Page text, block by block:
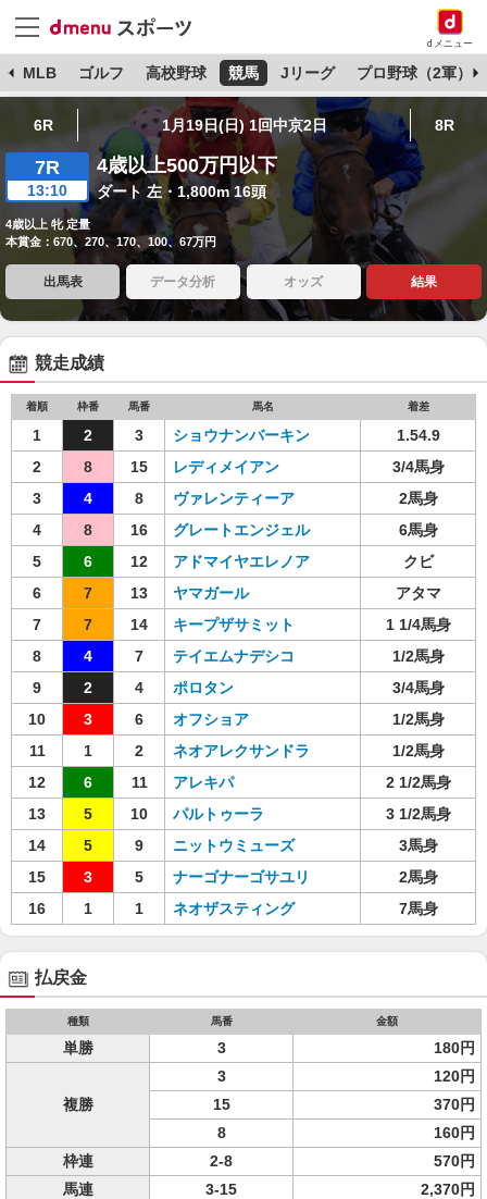
dメニュー
MLB ゴルフ 高校野球 競馬 Jリーグ プロ野球（2軍）
6R 1月19日(日) 1回中京2日 8R
7R
13:10
4歳以上500万円以下
ダート 左・1,800m 16頭
4歳以上 牝 定量
本賞金：670、270、170、100、67万円
出馬表 データ分析 オッズ 結果
競走成績
着順 枠番 馬番 馬名 着差
1 2 3 ショウナンバーキン
1.54.9
2
8 15 レディメイアン
3/4馬身
3
4 8 ヴァレンティーア
2馬身
4
8 16 グレートエンジェル
6馬身
5
6 12 アドマイヤエレノア
クビ
6
7 13 ヤマガール
アタマ
7
7 14 キープザサミット
1 1/4馬身
8
4 7 テイエムナデシコ
1/2馬身
9
2 4 ポロタン
3/4馬身
10
3 6 オフショア
1/2馬身
11
1 2 ネオアレクサンドラ
1/2馬身
12
6 11 アレキパ
2 1/2馬身
13
5 10 パルトゥーラ
3 1/2馬身
14
5 9 ニットウミューズ
3馬身
15
3 5 ナーゴナーゴサユリ
2馬身
16
1 1 ネオザスティング 7馬身
払戻金
種類 馬番 金額
単勝 3 180円
複勝
3
120円
15
370円
8
160円
枠連
2-8
570円
馬連
3-15 2,370円